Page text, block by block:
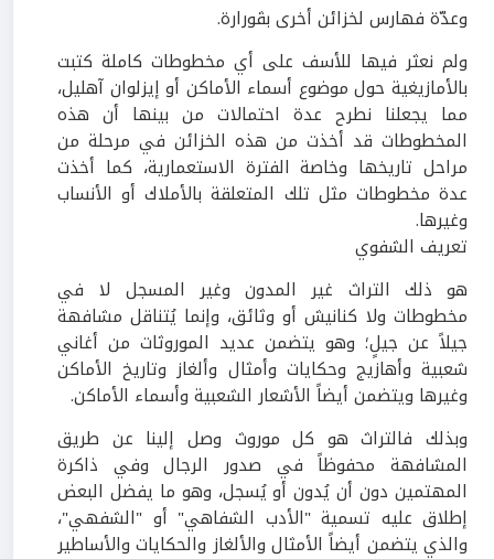
وعدّة فهارس لخزائن أخرى بڤورارة.
ولم نعثر فيها للأسف على أي مخطوطات كاملة كتبت
بالأمازيغية حول موضوع أسماء الأماكن أو إيزلوان آهليل،
مما يجعلنا نطرح عدة احتمالات من بينها أن هذه
المخطوطات قد أخذت من هذه الخزائن في مرحلة من
مراحل تاريخها وخاصة الفترة الاستعمارية، كما أخذت
عدة مخطوطات مثل تلك المتعلقة بالأملاك أو الأنساب
وغيرها.
تعريف الشفوي
هو ذلك التراث غير المدون وغير المسجل لا في
مخطوطات ولا كنانيش أو وثائق، وإنما يُتناقل مشافهة
جيلاً عن جيلٍ؛ وهو يتضمن عديد الموروثات من أغاني
شعبية وأهازيج وحكايات وأمثال وألغاز وتاريخ الأماكن
وغيرها ويتضمن أيضاً الأشعار الشعبية وأسماء الأماكن.
وبذلك فالتراث هو كل موروث وصل إلينا عن طريق
المشافهة محفوظاً في صدور الرجال وفي ذاكرة
المهتمين دون أن يُدون أو يُسجل، وهو ما يفضل البعض
إطلاق عليه تسمية "الأدب الشفاهي" أو "الشفهي"،
والذي يتضمن أيضاً الأمثال والألغاز والحكايات والأساطير